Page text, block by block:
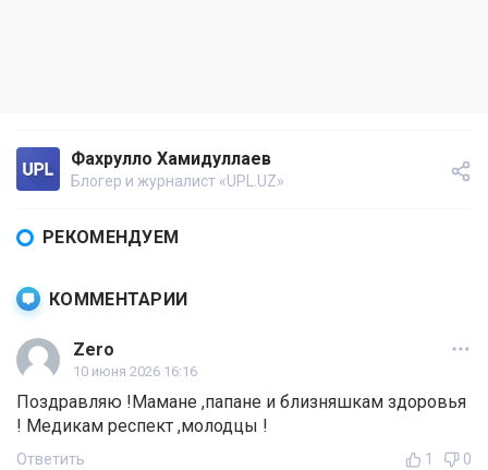
Фахрулло Хамидуллаев
Блогер и журналист «UPL.UZ»
РЕКОМЕНДУЕМ
КОММЕНТАРИИ
Zero
10 июня 2026 16:16
Поздравляю !Мамане ,папане и близняшкам здоровья
! Медикам респект ,молодцы !
Ответить 1 0